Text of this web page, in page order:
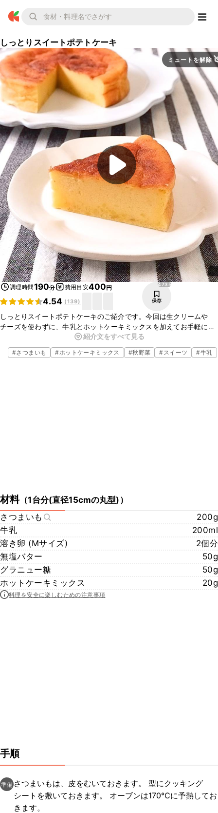
しっとりスイートポテトケーキ
ミュートを解除
調理時間190分 費用目安400円
4.54 (139)
4735
保存
しっとりスイートポテトケーキのご紹介です。今回は生クリームや
チーズを使わずに、牛乳とホットケーキミックスを加えてお手軽に仕
上げました。ひんやりしっとりとしたスイーツを、ぜひお試しくださ
いね。
紹介文をすべて見る
#さつまいも #ホットケーキミックス #秋野菜 #スイーツ #牛乳
材料（1台分(直径15cmの丸型) ）
さつまいも
200g
牛乳
200ml
溶き卵 (Mサイズ)
2個分
無塩バター
50g
グラニュー糖
50g
ホットケーキミックス
20g
料理を安全に楽しむための注意事項
手順
準備 さつまいもは、皮をむいておきます。 型にクッキング
シートを敷いておきます。 オーブンは170℃に予熱してお
きます。